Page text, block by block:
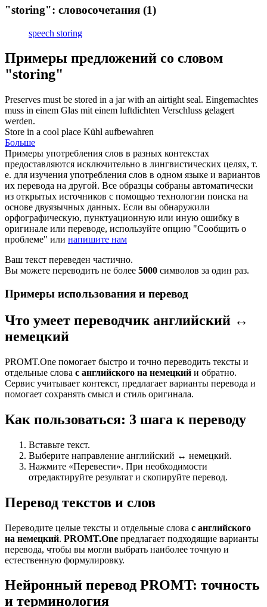
"storing": словосочетания (1)
speech storing
Примеры предложений со словом
"storing"
Preserves must be stored in a jar with an airtight seal. Eingemachtes
muss in einem Glas mit einem luftdichten Verschluss gelagert
werden.
Store in a cool place Kühl aufbewahren
Больше
Примеры употребления слов в разных контекстах
предоставляются исключительно в лингвистических целях, т.
е. для изучения употребления слов в одном языке и вариантов
их перевода на другой. Все образцы собраны автоматически
из открытых источников с помощью технологии поиска на
основе двуязычных данных. Если вы обнаружили
орфографическую, пунктуационную или иную ошибку в
оригинале или переводе, используйте опцию "Сообщить о
проблеме" или напишите нам
Ваш текст переведен частично.
Вы можете переводить не более 5000 символов за один раз.
Примеры использования и перевод
Что умеет переводчик английский ↔
немецкий
PROMT.One помогает быстро и точно переводить тексты и
отдельные слова с английского на немецкий и обратно.
Сервис учитывает контекст, предлагает варианты перевода и
помогает сохранять смысл и стиль оригинала.
Как пользоваться: 3 шага к переводу
Вставьте текст.
Выберите направление английский ↔ немецкий.
Нажмите «Перевести». При необходимости
отредактируйте результат и скопируйте перевод.
Перевод текстов и слов
Переводите целые тексты и отдельные слова с английского
на немецкий. PROMT.One предлагает подходящие варианты
перевода, чтобы вы могли выбрать наиболее точную и
естественную формулировку.
Нейронный перевод PROMT: точность
и терминология